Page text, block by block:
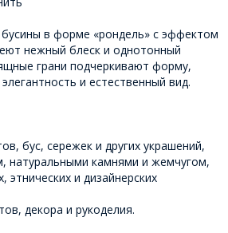
в форме «рондель» с эффектом
нежный блеск и однотонный
грани подчеркивают форму,
и естественный вид.
бус, сережек и других украшений,
натуральными камнями и жемчугом,
этнических и дизайнерских
декора и рукоделия.